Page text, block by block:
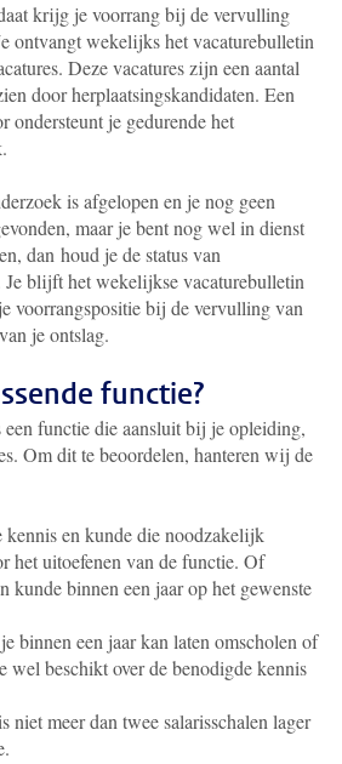
krijg je voorrang bij de vervulling
ontvangt wekelijks het vacaturebulletin
Deze vacatures zijn een aantal
door herplaatsingskandidaten. Een
ondersteunt je gedurende het
is afgelopen en je nog geen
maar je bent nog wel in dienst
dan houd je de status van
Je blijft het wekelijkse vacaturebulletin
voorrangspositie bij de vervulling van
je ontslag.
functie?
een functie die aansluit bij je opleiding,
Om dit te beoordelen, hanteren wij de
kennis en kunde die noodzakelijk
het uitoefenen van de functie. Of
kunde binnen een jaar op het gewenste
binnen een jaar kan laten omscholen of
wel beschikt over de benodigde kennis
niet meer dan twee salarisschalen lager